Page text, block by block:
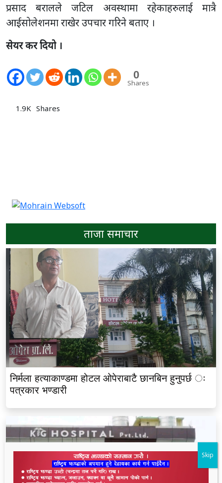
प्रसाद बरालले जटिल अवस्थामा रहेकाहरुलाई मात्रै
आईसोलेशनमा राखेर उपचार गरिने बताए ।
सेयर कर दियो ।
0
Shares
1.9K Shares
ताजा समाचार
निर्मला हत्याकाण्डमा होटल ओपेराबाटै छानबिन हुनुपर्छ ः
पत्रकार भण्डारी
Skip